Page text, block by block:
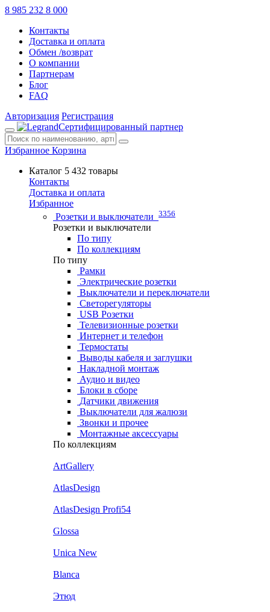
8 985 232 8 000
Контакты
Доставка и оплата
Обмен /возврат
О компании
Партнерам
Блог
FAQ
Авторизация Регистрация
Сертифицированный партнер
Избранное Корзина
Каталог 5 432 товары
Контакты
Доставка и оплата
Избранное
Розетки и выключатели 3356
Розетки и выключатели
По типу
По коллекциям
По типу
Рамки
Электрические розетки
Выключатели и переключатели
Светорегуляторы
USB Розетки
Телевизионные розетки
Интернет и телефон
Термостаты
Выводы кабеля и заглушки
Накладной монтаж
Аудио и видео
Блоки в сборе
Датчики движения
Выключатели для жалюзи
Звонки и прочее
Монтажные аксессуары
По коллекциям
ArtGallery
AtlasDesign
AtlasDesign Profi54
Glossa
Unica New
Blanca
Этюд